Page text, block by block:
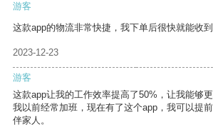
游客
这款app的物流非常快捷，我下单后很快就能收到
2023-12-23
游客
这款app让我的工作效率提高了50%，让我能够
我以前经常加班，现在有了这个app，我可以提
伴家人。